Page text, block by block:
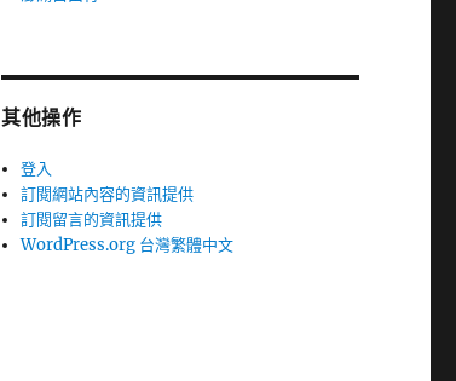
其他操作
登入
訂閱網站內容的資訊提供
訂閱留言的資訊提供
WordPress.org 台灣繁體中文